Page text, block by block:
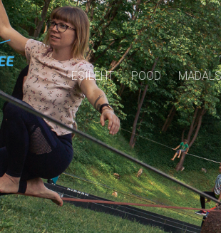
ESILEHT POOD